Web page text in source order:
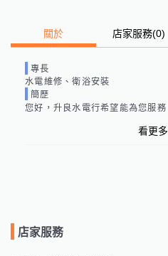
關於 店家服務(0)
專長
水電維修、衛浴安裝
簡歷
您好，升良水電行希望能為您服務
看更多
店家服務